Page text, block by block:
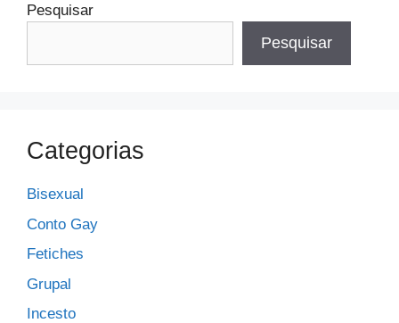
Pesquisar
Pesquisar
Categorias
Bisexual
Conto Gay
Fetiches
Grupal
Incesto